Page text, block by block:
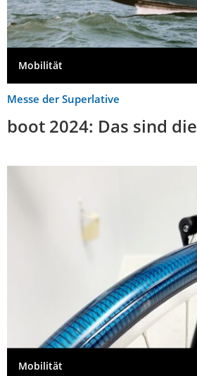
Mobilität
Messe der Superlative
boot 2024: Das sind
Mobilität